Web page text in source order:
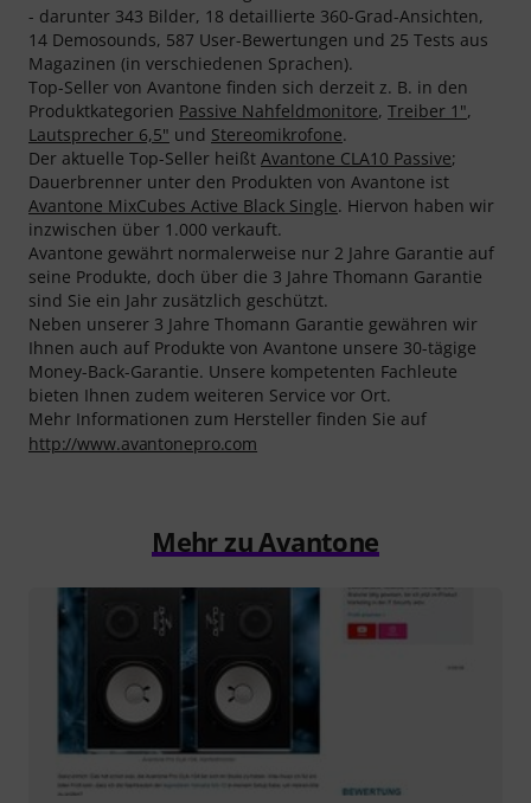
- darunter 343 Bilder, 18 detaillierte 360-Grad-Ansichten,
14 Demosounds, 587 User-Bewertungen und 25 Tests aus
Magazinen (in verschiedenen Sprachen).
Top-Seller von Avantone finden sich derzeit z. B. in den
Produktkategorien Passive Nahfeldmonitore, Treiber 1",
Lautsprecher 6,5" und Stereomikrofone.
Der aktuelle Top-Seller heißt Avantone CLA10 Passive;
Dauerbrenner unter den Produkten von Avantone ist
Avantone MixCubes Active Black Single. Hiervon haben wir
inzwischen über 1.000 verkauft.
Avantone gewährt normalerweise nur 2 Jahre Garantie auf
seine Produkte, doch über die 3 Jahre Thomann Garantie
sind Sie ein Jahr zusätzlich geschützt.
Neben unserer 3 Jahre Thomann Garantie gewähren wir
Ihnen auch auf Produkte von Avantone unsere 30-tägige
Money-Back-Garantie. Unsere kompetenten Fachleute
bieten Ihnen zudem weiteren Service vor Ort.
Mehr Informationen zum Hersteller finden Sie auf
http://www.avantonepro.com
Mehr zu Avantone